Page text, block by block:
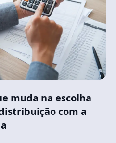
muda na escolha
com a